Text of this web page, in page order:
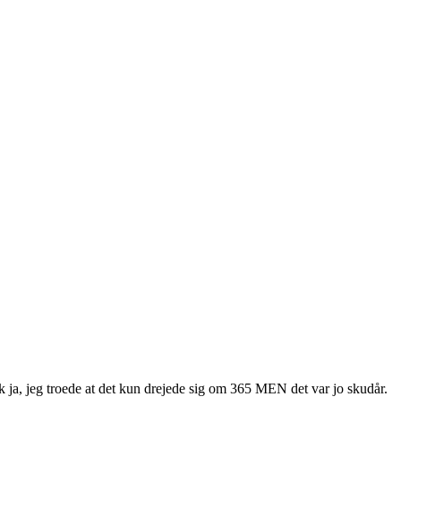
jeg troede at det kun drejede sig om 365 MEN det var jo skudår.